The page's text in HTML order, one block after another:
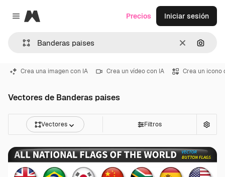
Close menu
Magnific
Borrar
Precios Iniciar sesión
Crea una imagen con IA Crea un vídeo con IA Crea un icono
Vectores de Banderas paises
Vectores Filtros